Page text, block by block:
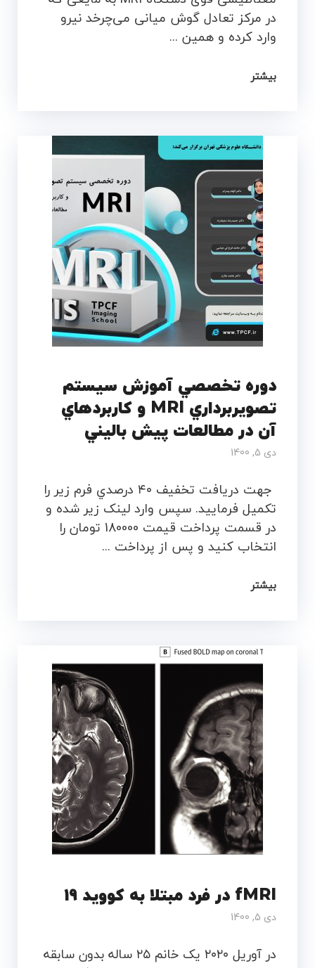
در مرکز تعادل گوش میانی می‌چرخد نیرو‌
وارد کرده و همین ...
بیشتر
دوره تخصصي آموزش سيستم
تصويربرداري MRI و کاربردهاي
آن در مطالعات پيش باليني
دی 5, 1400
جهت دريافت تخفيف ۴۰ درصدي فرم زير را
تکميل فرماييد. سپس وارد لينک زير شده و
در قسمت پرداخت قيمت 180000 تومان را
انتخاب کنيد و پس از پرداخت ...
بیشتر
fMRI در فرد مبتلا به کووید 19
دی 5, 1400
در آوریل ۲۰۲۰ یک خانم ۲۵ ساله بدون سابقه